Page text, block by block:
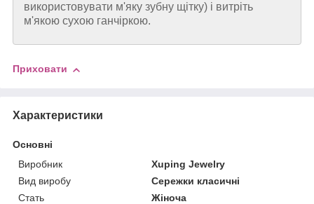
використовувати м'яку зубну щітку) і витріть
м'якою сухою ганчіркою.
Приховати
Характеристики
Основні
Виробник
Xuping Jewelry
Вид виробу
Сережки класичні
Стать
Жіноча